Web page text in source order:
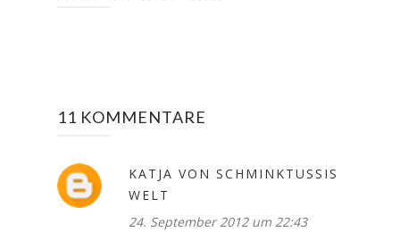
11 KOMMENTARE
KATJA VON SCHMINKTUSSIS
WELT
24. September 2012 um 22:43